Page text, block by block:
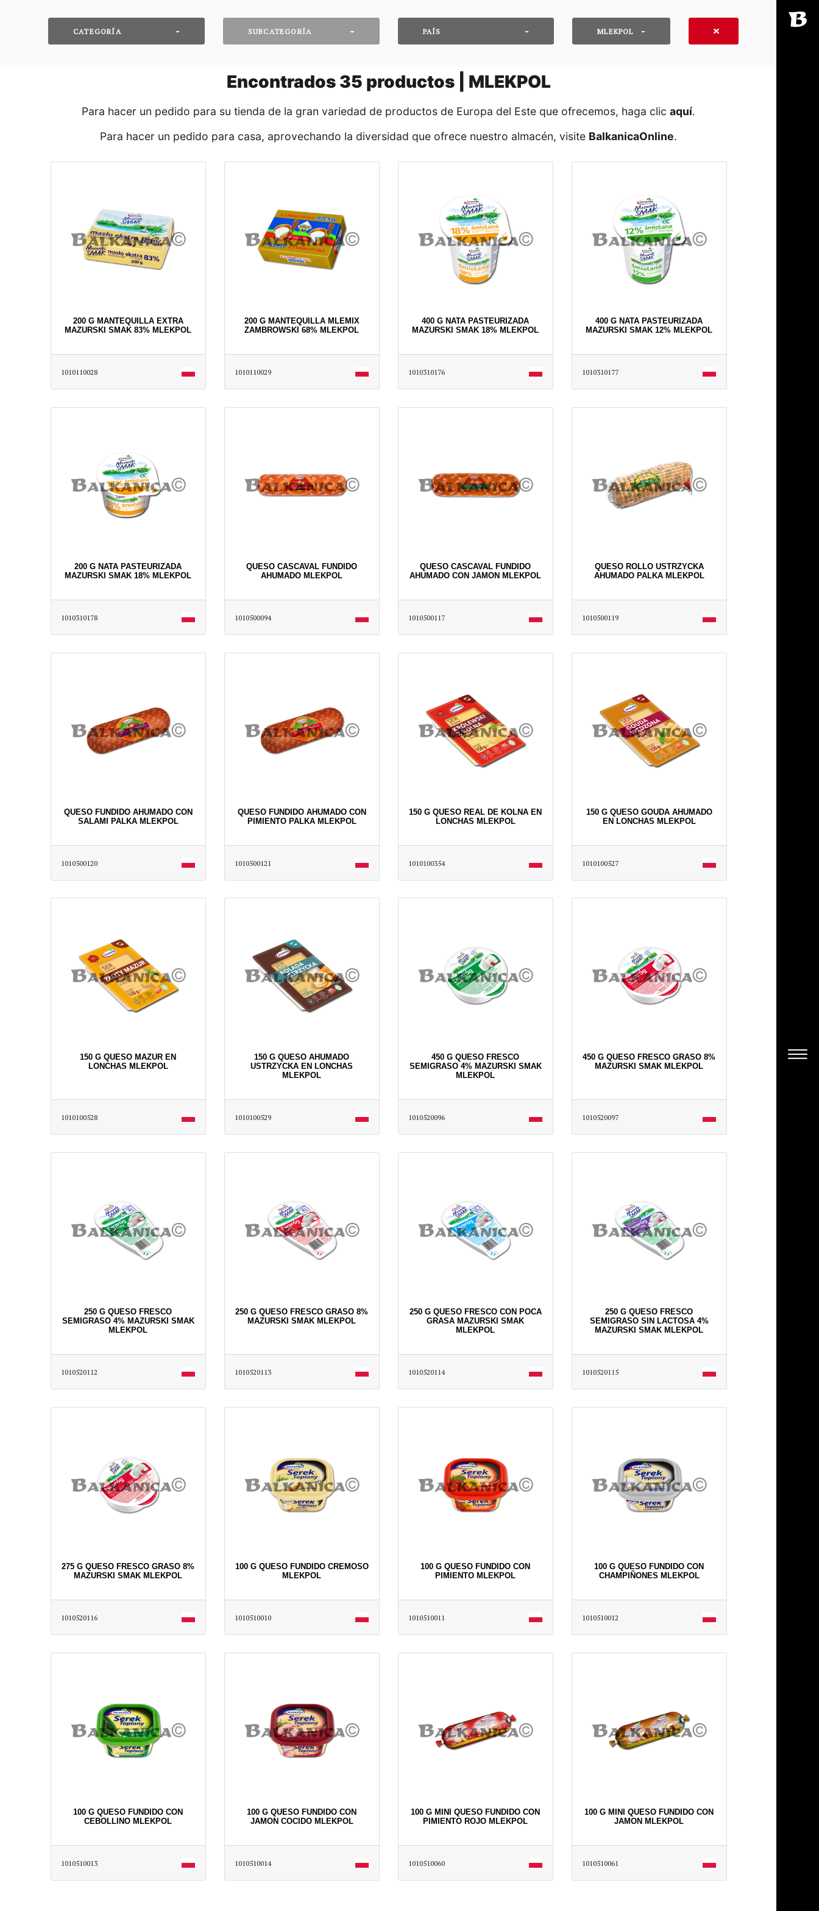
CATEGORÍA SUBCATEGORÍA PAÍS MLEKPOL
Encontrados 35 productos | MLEKPOL
Para hacer un pedido para su tienda de la gran variedad de productos de Europa del Este que ofrecemos, haga clic aquí․
Para hacer un pedido para casa, aprovechando la diversidad que ofrece nuestro almacén, visite BalkanicaOnline․
200 G MANTEQUILLA EXTRA
MAZURSKI SMAK 83% MLEKPOL
1010110028
200 G MANTEQUILLA MLEMIX
ZAMBROWSKI 68% MLEKPOL
1010110029
400 G NATA PASTEURIZADA
MAZURSKI SMAK 18% MLEKPOL
1010310176
400 G NATA PASTEURIZADA
MAZURSKI SMAK 12% MLEKPOL
1010310177
200 G NATA PASTEURIZADA
MAZURSKI SMAK 18% MLEKPOL
1010310178
QUESO CASCAVAL FUNDIDO
AHUMADO MLEKPOL
1010500094
QUESO CASCAVAL FUNDIDO
AHUMADO CON JAMON MLEKPOL
1010500117
QUESO ROLLO USTRZYCKA
AHUMADO PALKA MLEKPOL
1010500119
QUESO FUNDIDO AHUMADO CON
SALAMI PALKA MLEKPOL
1010500120
QUESO FUNDIDO AHUMADO CON
PIMIENTO PALKA MLEKPOL
1010500121
150 G QUESO REAL DE KOLNA EN
LONCHAS MLEKPOL
1010100354
150 G QUESO GOUDA AHUMADO
EN LONCHAS MLEKPOL
1010100527
150 G QUESO MAZUR EN
LONCHAS MLEKPOL
1010100528
150 G QUESO AHUMADO
USTRZYCKA EN LONCHAS
MLEKPOL
1010100529
450 G QUESO FRESCO
SEMIGRASO 4% MAZURSKI SMAK
MLEKPOL
1010520096
450 G QUESO FRESCO GRASO 8%
MAZURSKI SMAK MLEKPOL
1010520097
250 G QUESO FRESCO
SEMIGRASO 4% MAZURSKI SMAK
MLEKPOL
1010520112
250 G QUESO FRESCO GRASO 8%
MAZURSKI SMAK MLEKPOL
1010520113
250 G QUESO FRESCO CON POCA
GRASA MAZURSKI SMAK
MLEKPOL
1010520114
250 G QUESO FRESCO
SEMIGRASO SIN LACTOSA 4%
MAZURSKI SMAK MLEKPOL
1010520115
275 G QUESO FRESCO GRASO 8%
MAZURSKI SMAK MLEKPOL
1010520116
100 G QUESO FUNDIDO CREMOSO
MLEKPOL
1010510010
100 G QUESO FUNDIDO CON
PIMIENTO MLEKPOL
1010510011
100 G QUESO FUNDIDO CON
CHAMPIÑONES MLEKPOL
1010510012
100 G QUESO FUNDIDO CON
CEBOLLINO MLEKPOL
1010510013
100 G QUESO FUNDIDO CON
JAMON COCIDO MLEKPOL
1010510014
100 G MINI QUESO FUNDIDO CON
PIMIENTO ROJO MLEKPOL
1010510060
100 G MINI QUESO FUNDIDO CON
JAMON MLEKPOL
1010510061